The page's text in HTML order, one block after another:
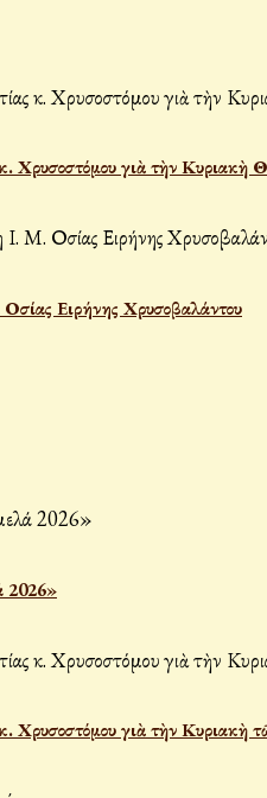
Χρυσοστόμου γιὰ τὴν Κυριακὴ
Ειρήνης Χρυσοβαλάντου
2026»
Χρυσοστόμου γιὰ τὴν Κυριακὴ